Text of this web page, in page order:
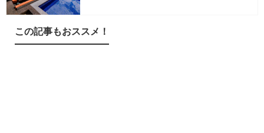
この記事もおススメ！